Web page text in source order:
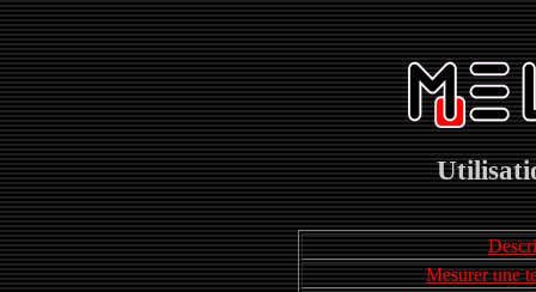
Mesurer une